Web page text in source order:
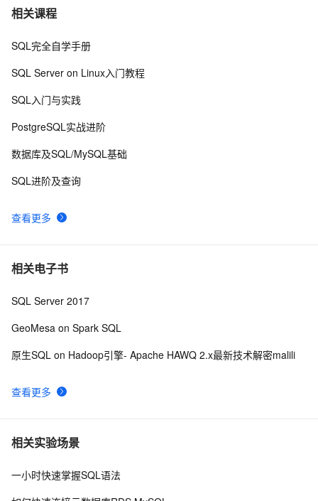
7 SQL优化常用方法8
8 实用SQL语句
10在打包程序中自动安装SQL Server数据库 .
相关课程
查看更多
SQL完全自学手册
SQL Server on Linux入门教程
SQL入门与实践
PostgreSQL实战进阶
数据库及SQL/MySQL基础
SQL进阶及查询
相关电子书
查看更多
SQL Server 2017
GeoMesa on Spark SQL
原生SQL on Hadoop引擎- Apache HAWQ 2.x最新技术解密malili
相关实验场景
一小时快速掌握SQL语法